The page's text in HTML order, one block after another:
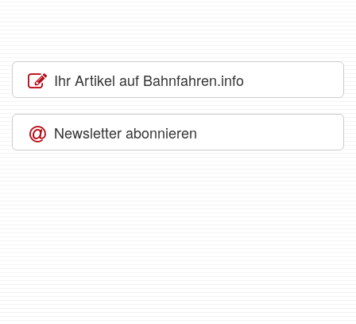
Ihr Artikel auf Bahnfahren.info
Newsletter abonnieren